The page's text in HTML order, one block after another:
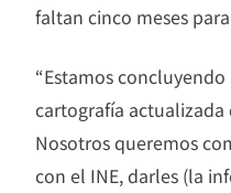
faltan cinco meses
“Estamos
cartografía actualizada
Nosotros queremos
con el INE, darles (la